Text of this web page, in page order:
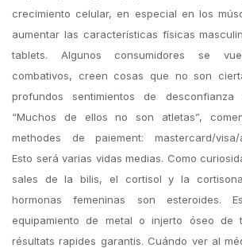
crecimiento celular, en especial en los
aumentar las características físicas
tablets. Algunos consumidores se
combativos, creen cosas que no son
profundos sentimientos de
“Muchos de ellos no son atletas”,
methodes de paiement: mastercard/visa/
Esto será varias vidas medias. Como
sales de la bilis, el cortisol y la
hormonas femeninas son esteroides.
equipamiento de metal o injerto óseo de
résultats rapides garantis. Cuándo ver al